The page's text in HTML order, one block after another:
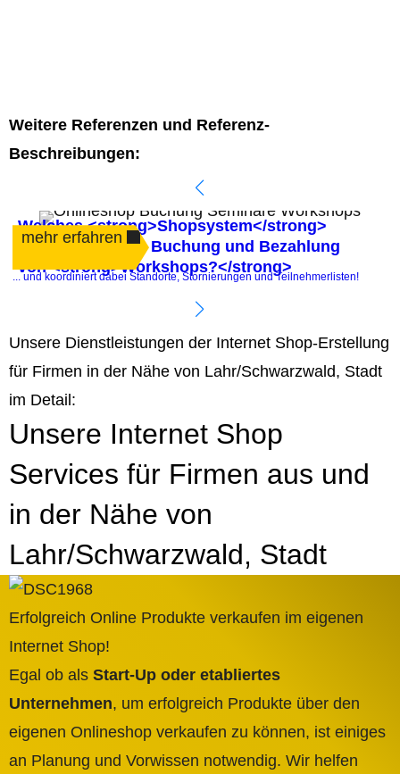
Weitere Referenzen und Referenz-
Beschreibungen:
Welches <strong>Shopsystem</strong>
automatisiert die Buchung und Bezahlung
von <strong>Workshops?</strong>
mehr erfahren
... und koordiniert dabei Standorte, Stornierungen und Teilnehmerlisten!
Unsere Dienstleistungen der Internet Shop-Erstellung
für Firmen in der Nähe von Lahr/Schwarzwald, Stadt
im Detail:
Unsere Internet Shop
Services für Firmen aus und
in der Nähe von
Lahr/Schwarzwald, Stadt
Erfolgreich Online Produkte verkaufen im eigenen
Internet Shop!
Egal ob als Start-Up oder etabliertes
Unternehmen, um erfolgreich Produkte über den
eigenen Onlineshop verkaufen zu können, ist einiges
an Planung und Vorwissen notwendig. Wir helfen